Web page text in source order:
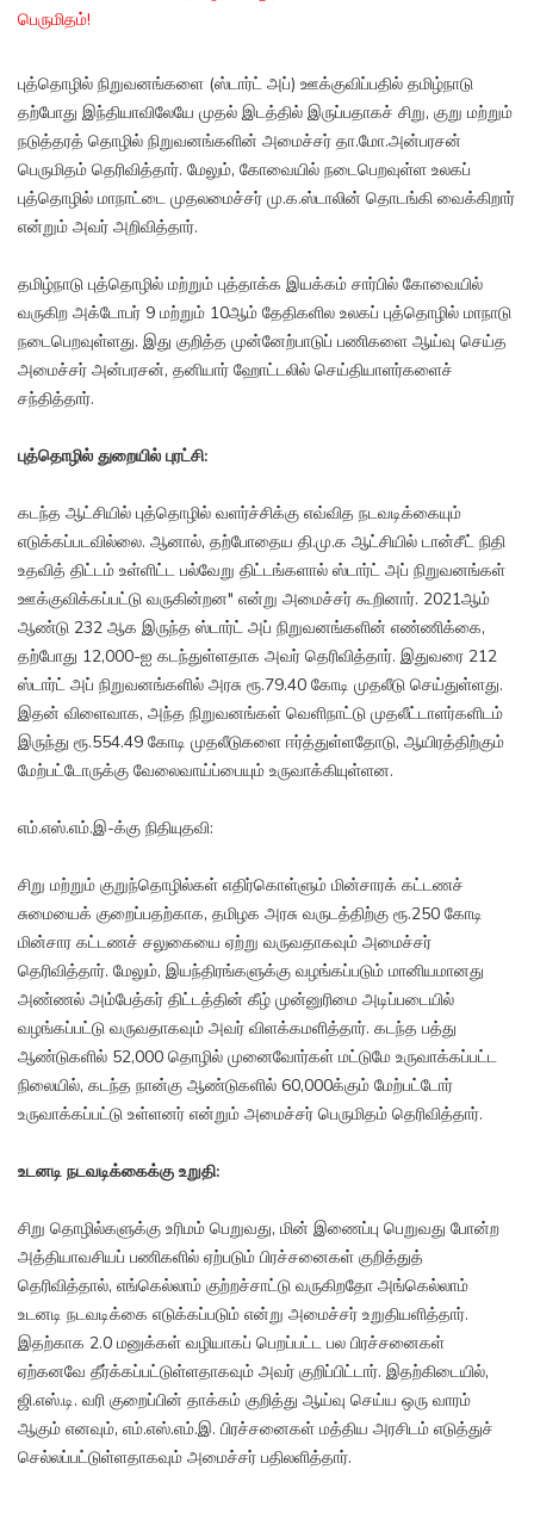
பெருமிதம்!
புத்தொழில் நிறுவனங்களை (ஸ்டார்ட் அப்) ஊக்குவிப்பதில் தமிழ்நாடு
தற்போது இந்தியாவிலேயே முதல் இடத்தில் இருப்பதாகச் சிறு, குறு மற்றும்
நடுத்தரத் தொழில் நிறுவனங்களின் அமைச்சர் தா.மோ.அன்பரசன்
பெருமிதம் தெரிவித்தார். மேலும், கோவையில் நடைபெறவுள்ள உலகப்
புத்தொழில் மாநாட்டை முதலமைச்சர் மு.க.ஸ்டாலின் தொடங்கி வைக்கிறார்
என்றும் அவர் அறிவித்தார்.
தமிழ்நாடு புத்தொழில் மற்றும் புத்தாக்க இயக்கம் சார்பில் கோவையில்
வருகிற அக்டோபர் 9 மற்றும் 10ஆம் தேதிகளில உலகப் புத்தொழில் மாநாடு
நடைபெறவுள்ளது. இது குறித்த முன்னேற்பாடுப் பணிகளை ஆய்வு செய்த
அமைச்சர் அன்பரசன், தனியார் ஹோட்டலில் செய்தியாளர்களைச்
சந்தித்தார்.
புத்தொழில் துறையில் புரட்சி:
கடந்த ஆட்சியில் புத்தொழில் வளர்ச்சிக்கு எவ்வித நடவடிக்கையும்
எடுக்கப்படவில்லை. ஆனால், தற்போதைய தி.மு.க ஆட்சியில் டான்சீட் நிதி
உதவித் திட்டம் உள்ளிட்ட பல்வேறு திட்டங்களால் ஸ்டார்ட் அப் நிறுவனங்கள்
ஊக்குவிக்கப்பட்டு வருகின்றன" என்று அமைச்சர் கூறினார். 2021ஆம்
ஆண்டு 232 ஆக இருந்த ஸ்டார்ட் அப் நிறுவனங்களின் எண்ணிக்கை,
தற்போது 12,000-ஐ கடந்துள்ளதாக அவர் தெரிவித்தார். இதுவரை 212
ஸ்டார்ட் அப் நிறுவனங்களில் அரசு ரூ.79.40 கோடி முதலீடு செய்துள்ளது.
இதன் விளைவாக, அந்த நிறுவனங்கள் வெளிநாட்டு முதலீட்டாளர்களிடம்
இருந்து ரூ.554.49 கோடி முதலீடுகளை ஈர்த்துள்ளதோடு, ஆயிரத்திற்கும்
மேற்பட்டோருக்கு வேலைவாய்ப்பையும் உருவாக்கியுள்ளன.
எம்.எஸ்.எம்.இ-க்கு நிதியுதவி:
சிறு மற்றும் குறுந்தொழில்கள் எதிர்கொள்ளும் மின்சாரக் கட்டணச்
சுமையைக் குறைப்பதற்காக, தமிழக அரசு வருடத்திற்கு ரூ.250 கோடி
மின்சார கட்டணச் சலுகையை ஏற்று வருவதாகவும் அமைச்சர்
தெரிவித்தார். மேலும், இயந்திரங்களுக்கு வழங்கப்படும் மானியமானது
அண்ணல் அம்பேத்கர் திட்டத்தின் கீழ் முன்னுரிமை அடிப்படையில்
வழங்கப்பட்டு வருவதாகவும் அவர் விளக்கமளித்தார். கடந்த பத்து
ஆண்டுகளில் 52,000 தொழில் முனைவோர்கள் மட்டுமே உருவாக்கப்பட்ட
நிலையில், கடந்த நான்கு ஆண்டுகளில் 60,000க்கும் மேற்பட்டோர்
உருவாக்கப்பட்டு உள்ளனர் என்றும் அமைச்சர் பெருமிதம் தெரிவித்தார்.
உடனடி நடவடிக்கைக்கு உறுதி:
சிறு தொழில்களுக்கு உரிமம் பெறுவது, மின் இணைப்பு பெறுவது போன்ற
அத்தியாவசியப் பணிகளில் ஏற்படும் பிரச்சனைகள் குறித்துத்
தெரிவித்தால், எங்கெல்லாம் குற்றச்சாட்டு வருகிறதோ அங்கெல்லாம்
உடனடி நடவடிக்கை எடுக்கப்படும் என்று அமைச்சர் உறுதியளித்தார்.
இதற்காக 2.0 மனுக்கள் வழியாகப் பெறப்பட்ட பல பிரச்சனைகள்
ஏற்கனவே தீர்க்கப்பட்டுள்ளதாகவும் அவர் குறிப்பிட்டார். இதற்கிடையில்,
ஜி.எஸ்.டி. வரி குறைப்பின் தாக்கம் குறித்து ஆய்வு செய்ய ஒரு வாரம்
ஆகும் எனவும், எம்.எஸ்.எம்.இ. பிரச்சனைகள் மத்திய அரசிடம் எடுத்துச்
செல்லப்பட்டுள்ளதாகவும் அமைச்சர் பதிலளித்தார்.